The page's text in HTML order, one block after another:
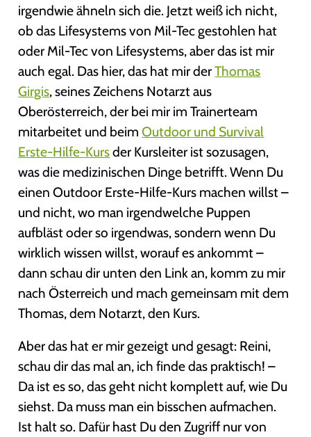
irgendwie ähneln sich die. Jetzt weiß ich nicht,
ob das Lifesystems von Mil-Tec gestohlen hat
oder Mil-Tec von Lifesystems, aber das ist mir
auch egal. Das hier, das hat mir derThomas
Girgis, seines Zeichens Notarzt aus
Oberösterreich, der bei mir im Trainerteam
mitarbeitet und beimOutdoor und Survival
Erste-Hilfe-Kursder Kursleiter ist sozusagen,
was die medizinischen Dinge betrifft. Wenn Du
einen Outdoor Erste-Hilfe-Kurs machen willst –
und nicht, wo man irgendwelche Puppen
aufbläst oder so irgendwas, sondern wenn Du
wirklich wissen willst, worauf es ankommt –
dann schau dir unten den Link an, komm zu mir
nach Österreich und mach gemeinsam mit dem
Thomas, dem Notarzt, den Kurs.
Aber das hat er mir gezeigt und gesagt: Reini,
schau dir das mal an, ich finde das praktisch! –
Da ist es so, das geht nicht komplett auf, wie Du
siehst. Da muss man ein bisschen aufmachen.
Ist halt so. Dafür hast Du den Zugriff nur von